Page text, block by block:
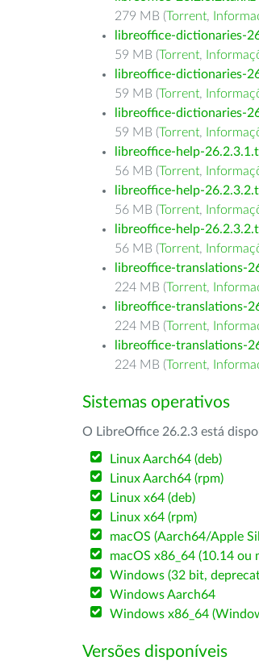
279 MB (Torrent,
libreoffice-dictionaries-
59 MB (Torrent,
libreoffice-dictionaries-
59 MB (Torrent,
libreoffice-dictionaries-
59 MB (Torrent,
libreoffice-help-
56 MB (Torrent,
libreoffice-help-
56 MB (Torrent,
libreoffice-help-
56 MB (Torrent,
libreoffice-translations-
224 MB (Torrent,
libreoffice-translations-
224 MB (Torrent,
libreoffice-translations-
224 MB (Torrent,
Sistemas operativos
O LibreOffice 26.2.3 está
Linux Aarch64 (deb)
Linux Aarch64 (rpm)
Linux x64 (deb)
Linux x64 (rpm)
macOS (Aarch64/Apple
macOS x86_64 (10.14 ou
Windows (32 bit,
Windows Aarch64
Windows x86_64
Versões disponíveis